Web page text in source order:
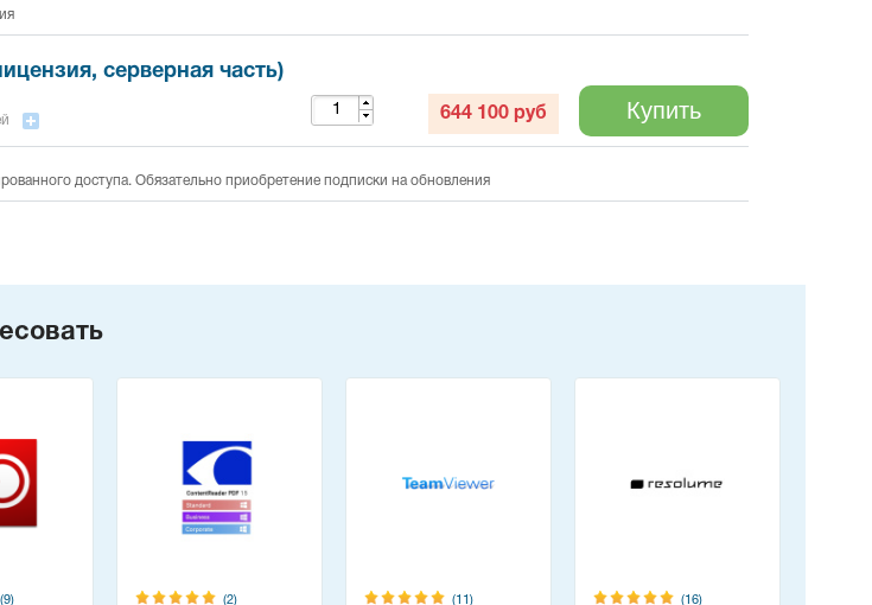
серверная часть)
644 100 руб Купить
доступа. Обязательно приобретение подписки на обновления
(9) (2) (11) (16)